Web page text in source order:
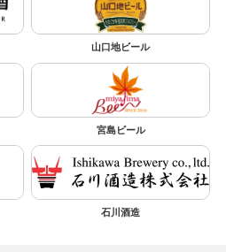
山口地ビール
宮島ビール
石川酒造